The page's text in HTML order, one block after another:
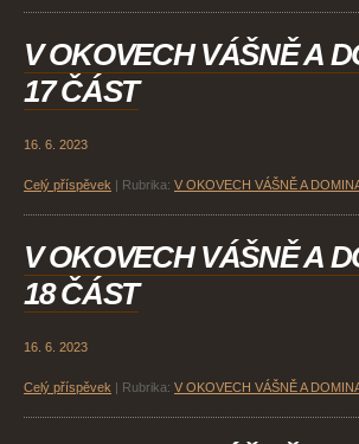
V OKOVECH VÁŠNĚ A
17 ČÁST
16. 6. 2023
Celý příspěvek Rubrika: V OKOVECH VÁŠNĚ A
V OKOVECH VÁŠNĚ A
18 ČÁST
16. 6. 2023
Celý příspěvek Rubrika: V OKOVECH VÁŠNĚ A